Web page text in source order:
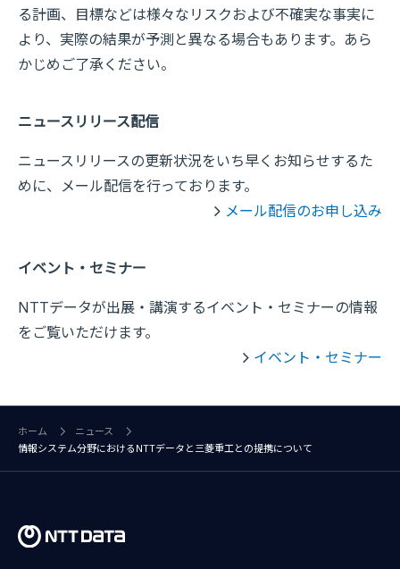
る計画、目標などは様々なリスクおよび不確実な事実に
より、実際の結果が予測と異なる場合もあります。あら
かじめご了承ください。
ニュースリリース配信
ニュースリリースの更新状況をいち早くお知らせするた
めに、メール配信を行っております。
メール配信のお申し込み
イベント・セミナー
NTTデータが出展・講演するイベント・セミナーの情報
をご覧いただけます。
イベント・セミナー
ホーム
ニュース
情報システム分野におけるNTTデータと三菱重工との提携について